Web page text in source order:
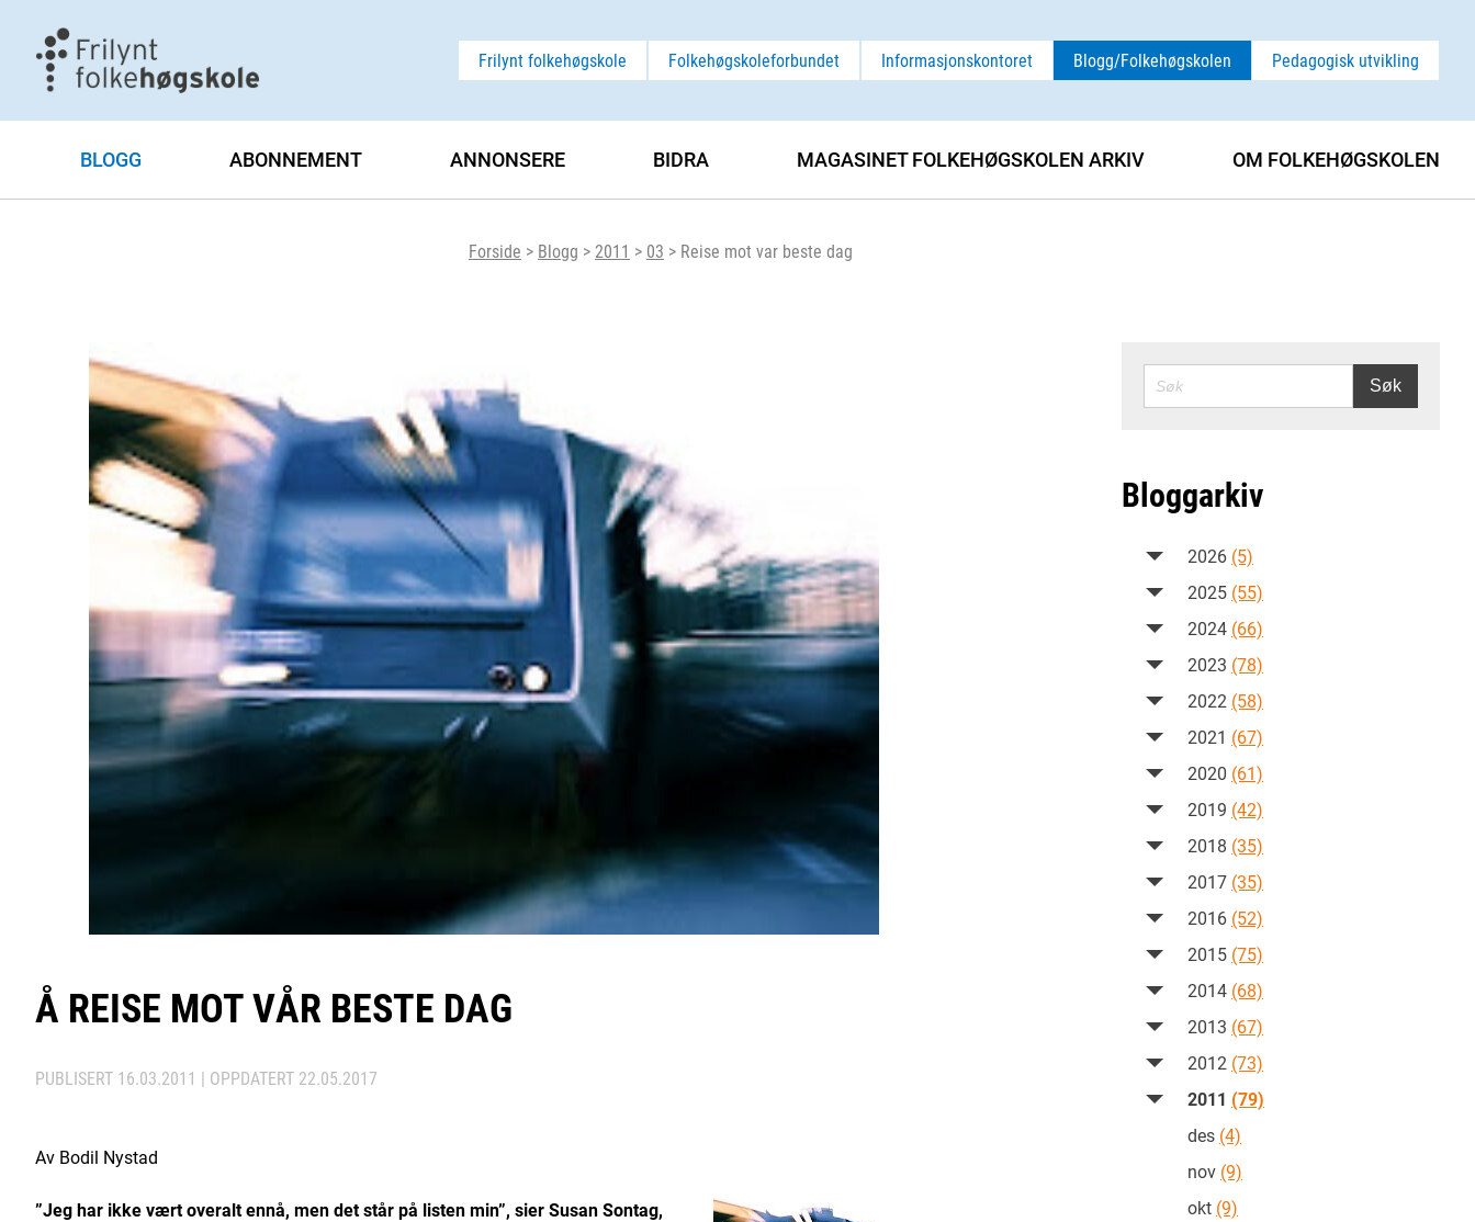
Frilynt folkehøgskole Folkehøgskoleforbundet Informasjonskontoret Blogg/Folkehøgskolen Pedagogisk utvikling
Forside > Blogg > 2011 > 03 > Reise mot var beste dag
BLOGG ABONNEMENT ANNONSERE BIDRA MAGASINET FOLKEHØGSKOLEN ARKIV OM FOLKEHØGSKOLEN
Å REISE MOT VÅR BESTE DAG
PUBLISERT 16.03.2011 | OPPDATERT 22.05.2017
Av Bodil Nystad
”Jeg har ikke vært overalt ennå, men det står på listen min”, sier Susan Sontag,
SØK Søk
Bloggarkiv
2026 (5)
2025 (55)
2024 (66)
2023 (78)
2022 (58)
2021 (67)
2020 (61)
2019 (42)
2018 (35)
2017 (35)
2016 (52)
2015 (75)
2014 (68)
2013 (67)
2012 (73)
2011 (79)
des (4)
nov (9)
okt (9)